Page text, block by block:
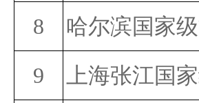
8
哈尔滨国家
9
上海张江国